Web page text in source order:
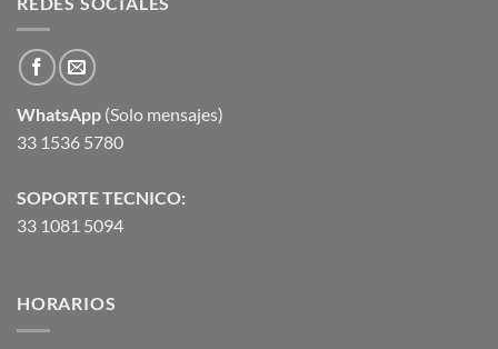
WhatsApp (Solo mensajes)
33 1536 5780
SOPORTE TECNICO:
33 1081 5094
HORARIOS